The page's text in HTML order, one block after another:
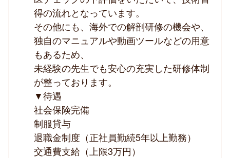
得の流れとなっています。
その他にも、海外での解剖研修の機会や、
独自のマニュアルや動画ツールなどの用意
もあるため、
未経験の先生でも安心の充実した研修体制
が整っております。
▼待遇
社会保険完備
制服貸与
退職金制度（正社員勤続5年以上勤務）
交通費支給（上限3万円）